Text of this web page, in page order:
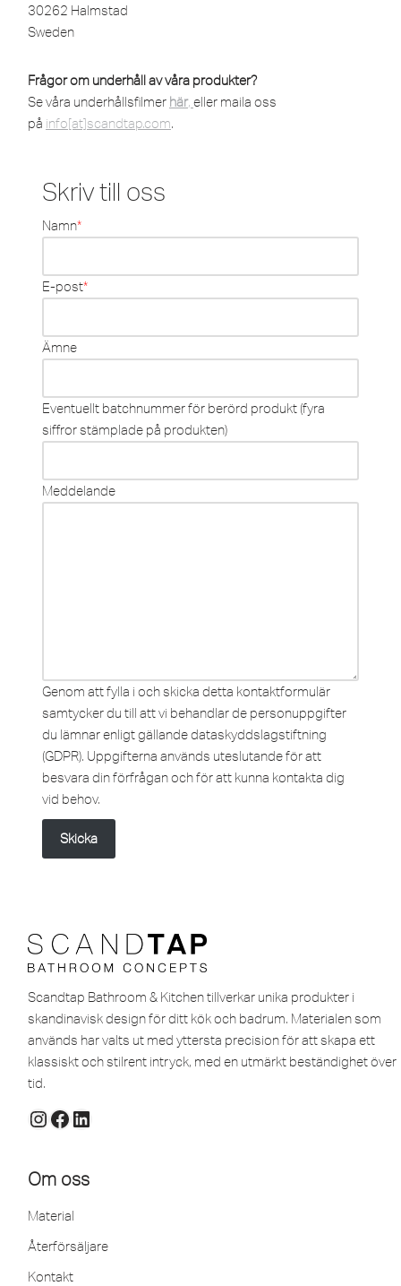
30262 Halmstad
Sweden
Frågor om underhåll av våra produkter?
Se våra underhållsfilmer här, eller maila oss
på info[at]scandtap.com.
Skriv till oss
Namn*
E-post*
Ämne
Eventuellt batchnummer för berörd produkt (fyra
siffror stämplade på produkten)
Meddelande
Genom att fylla i och skicka detta kontaktformulär
samtycker du till att vi behandlar de personuppgifter
du lämnar enligt gällande dataskyddslagstiftning
(GDPR). Uppgifterna används uteslutande för att
besvara din förfrågan och för att kunna kontakta dig
vid behov.
Skicka
Scandtap Bathroom & Kitchen tillverkar unika produkter i
skandinavisk design för ditt kök och badrum. Materialen som
används har valts ut med yttersta precision för att skapa ett
klassiskt och stilrent intryck, med en utmärkt beständighet över
tid.
Om oss
Material
Återförsäljare
Kontakt